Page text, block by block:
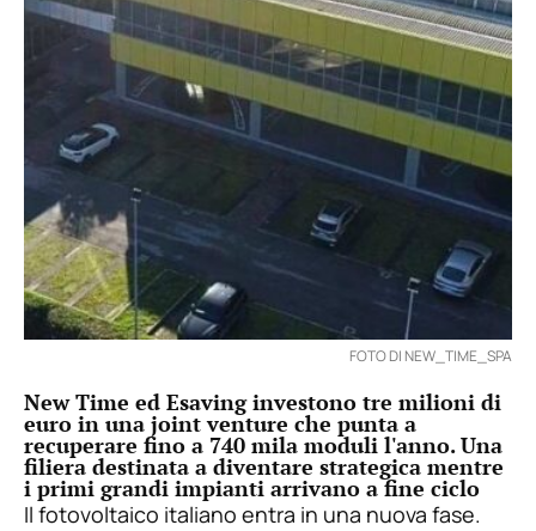
FOTO DI NEW_TIME_SPA
New Time ed Esaving investono tre milioni di
euro in una joint venture che punta a
recuperare fino a 740 mila moduli l'anno. Una
filiera destinata a diventare strategica mentre
i primi grandi impianti arrivano a fine ciclo
Il fotovoltaico italiano entra in una nuova fase.